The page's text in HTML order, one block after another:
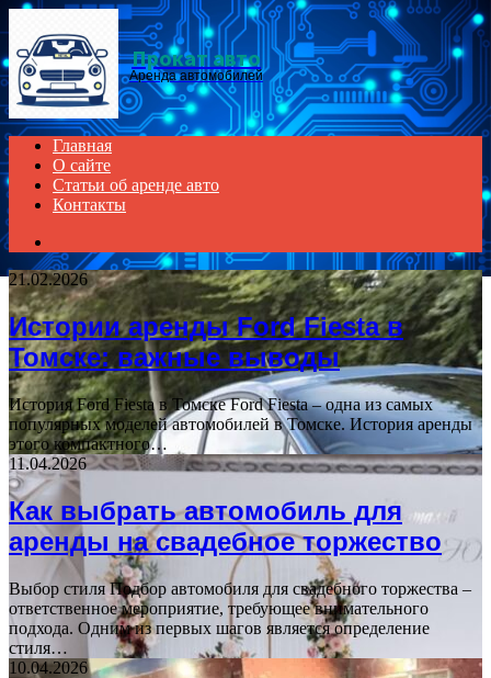
Menu
Прокат авто
Аренда автомобилей
Главная
О сайте
Статьи об аренде авто
Контакты
for
21.02.2026
Истории аренды Ford Fiesta в
Томске: важные выводы
История Ford Fiesta в Томске Ford Fiesta – одна из самых
популярных моделей автомобилей в Томске. История аренды
этого компактного…
11.04.2026
Как выбрать автомобиль для
аренды на свадебное торжество
Выбор стиля Подбор автомобиля для свадебного торжества –
ответственное мероприятие, требующее внимательного
подхода. Одним из первых шагов является определение
стиля…
10.04.2026